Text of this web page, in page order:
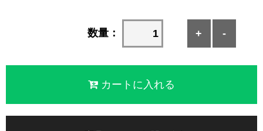
数量： + -